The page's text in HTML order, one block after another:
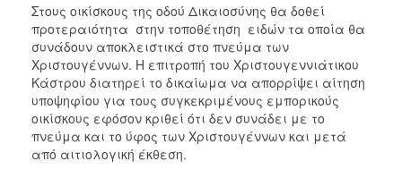
Στους οικίσκους της οδού Δικαιοσύνης θα δοθεί
προτεραιότητα στην τοποθέτηση ειδών τα οποία θα
συνάδουν αποκλειστικά στο πνεύμα των
Χριστουγέννων. Η επιτροπή του Χριστουγεννιάτικου
Κάστρου διατηρεί το δικαίωμα να απορρίψει αίτηση
υποψηφίου για τους συγκεκριμένους εμπορικούς
οικίσκους εφόσον κριθεί ότι δεν συνάδει με το
πνεύμα και το ύφος των Χριστουγέννων και μετά
από αιτιολογική έκθεση.